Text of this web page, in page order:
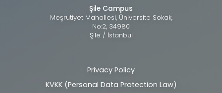
Şile Campus
Meşrutiyet Mahallesi, Üniversite Sokak,
No:2, 34980
Şile / İstanbul
Alt
bilgi
Privacy Policy
KVKK (Personal Data Protection Law)